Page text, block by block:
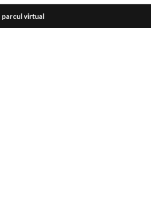
parcul virtual